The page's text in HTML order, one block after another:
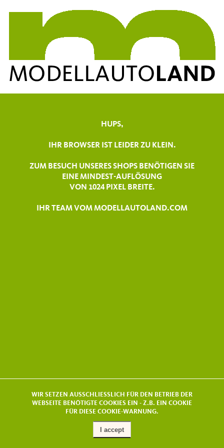
HUPS,
IHR BROWSER IST LEIDER ZU KLEIN.
ZUM BESUCH UNSERES SHOPS BENÖTIGEN SIE
EINE MINDEST-AUFLÖSUNG
VON 1024 PIXEL BREITE.
IHR TEAM VOM MODELLAUTOLAND.COM
WIR SETZEN AUSSCHLIESSLICH FÜR DEN BETRIEB DER
WEBSEITE BENÖTIGTE COOKIES EIN - Z.B. EIN COOKIE
FÜR DIESE COOKIE-WARNUNG.
I accept